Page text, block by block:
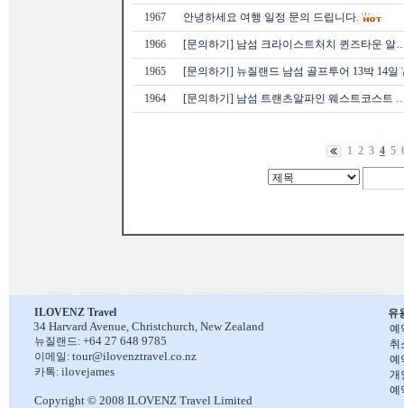
1967 안녕하세요 여행 일정 문의 드립니다.
1966 [문의하기] 남섬 크라이스트처치 퀸즈타운 알
1965 [문의하기] 뉴질랜드 남섬 골프투어 13박 14일
1964 [문의하기] 남섬 트랜츠알파인 웨스트코스트
1 2 3 4 5
유
예
취
예
개
예
ILOVENZ Travel
34 Harvard Avenue, Christchurch, New Zealand
뉴질랜드: +64 27 648 9785
이메일: tour@ilovenztravel.co.nz
카톡: ilovejames
Copyright © 2008 ILOVENZ Travel Limited